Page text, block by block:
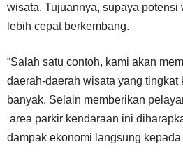
wisata. Tujuannya, supaya potensi
lebih cepat berkembang.
“Salah satu contoh, kami akan
daerah-daerah wisata yang tingkat
banyak. Selain memberikan
area parkir kendaraan ini
dampak ekonomi langsung kepada